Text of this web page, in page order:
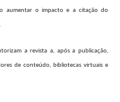
aumentar o impacto e a citação do
a revista a, após a publicação,
de conteúdo, bibliotecas virtuais e